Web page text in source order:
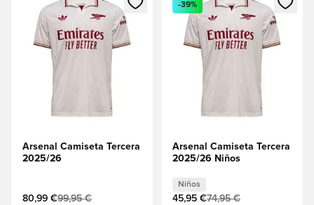
Arsenal Camiseta Tercera
2025/26
80,99 €99,95 €
-39%
Arsenal Camiseta Tercera
2025/26 Niños
Niños
45,95 €74,95 €